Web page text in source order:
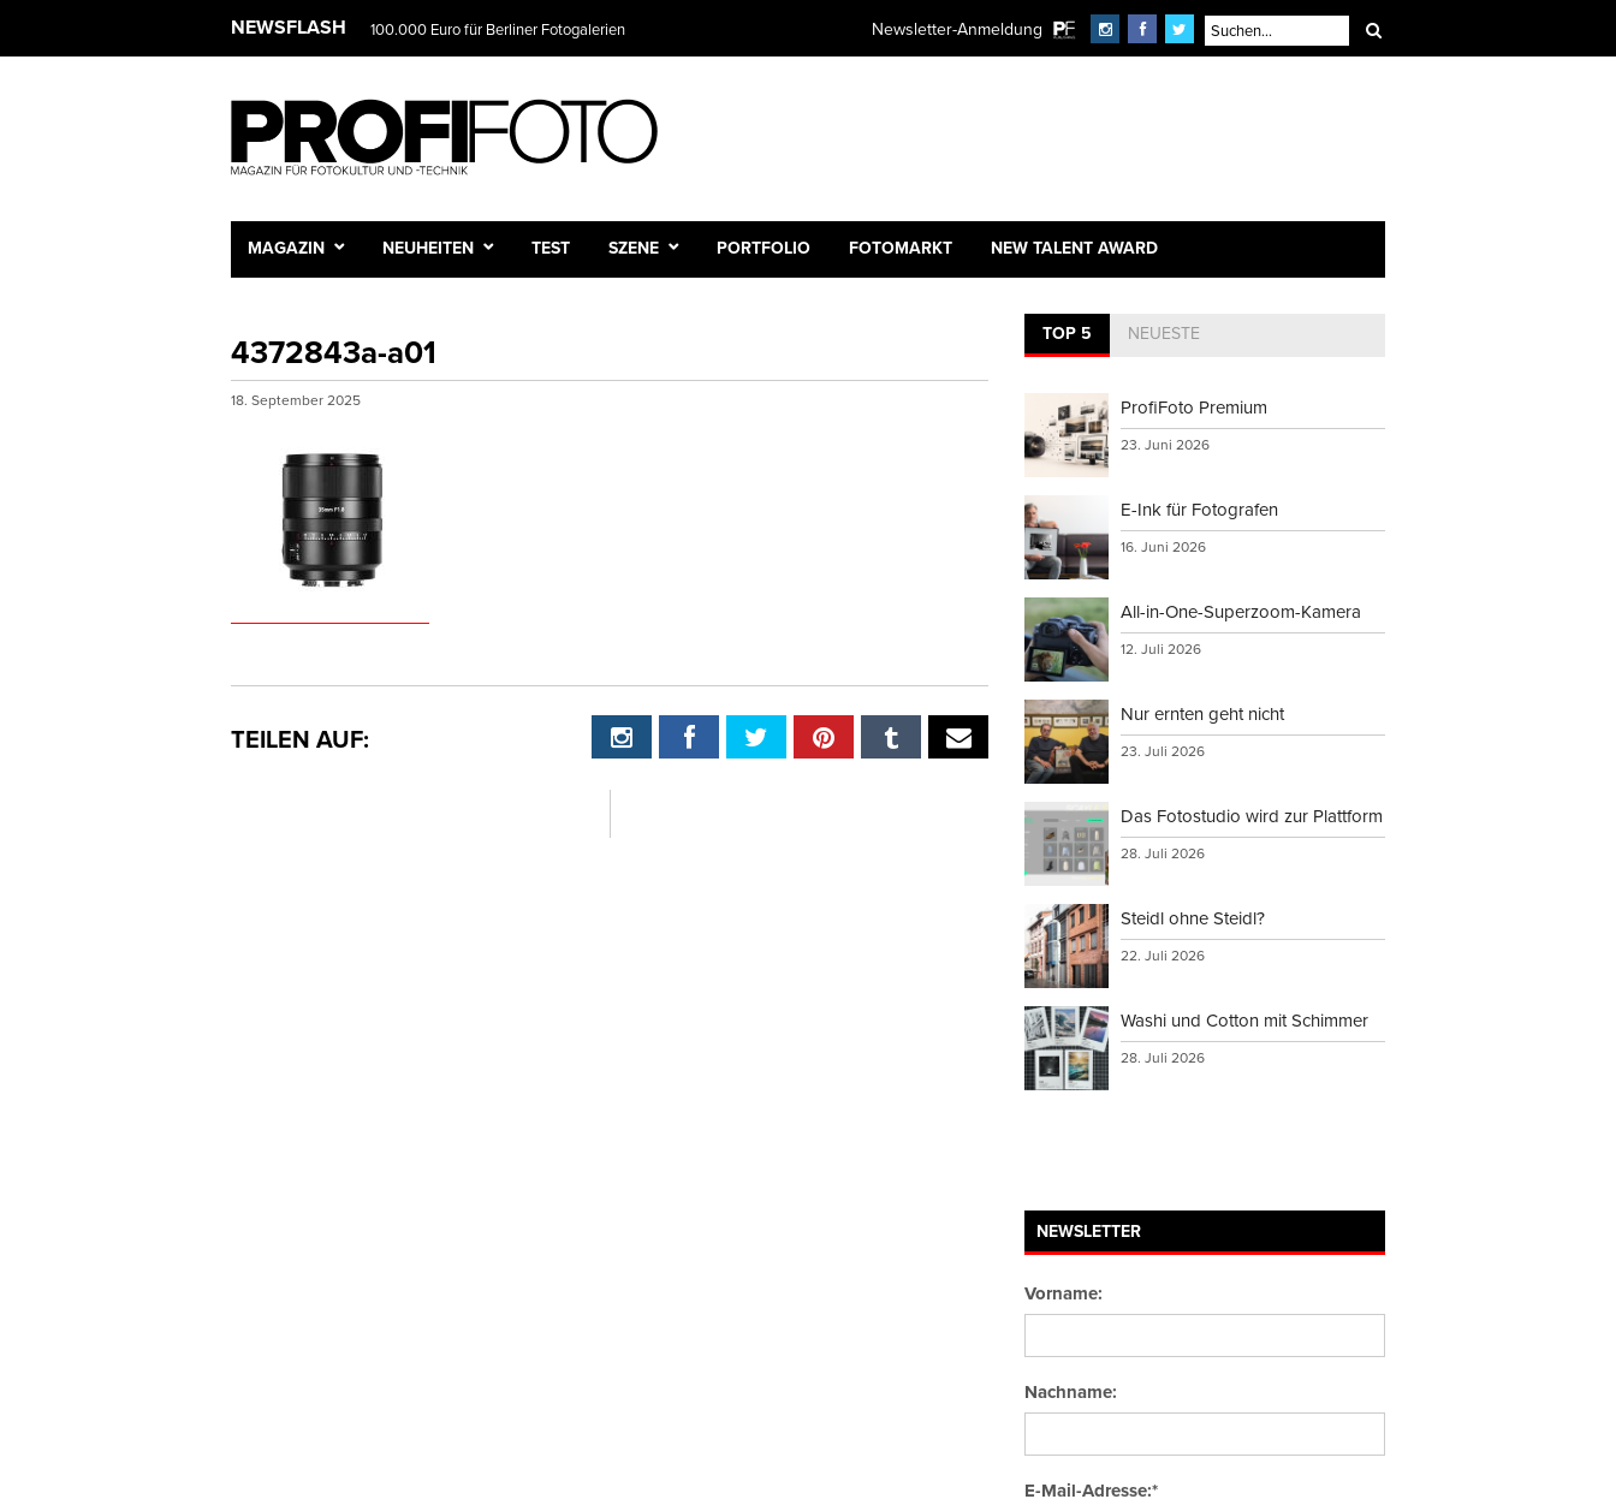
NEWSFLASH 100.000 Euro für Berliner Fotogalerien Newsletter-Anmeldung
MAGAZIN NEUHEITEN TEST SZENE PORTFOLIO FOTOMARKT NEW TALENT AWARD
4372843a-a01
18. September 2025
TEILEN AUF:
TOP 5 NEUESTE
ProfiFoto Premium
23. Juni 2026
E-Ink für Fotografen
16. Juni 2026
All-in-One-Superzoom-Kamera
12. Juli 2026
Nur ernten geht nicht
23. Juli 2026
Das Fotostudio wird zur Plattform
28. Juli 2026
Steidl ohne Steidl?
22. Juli 2026
Washi und Cotton mit Schimmer
28. Juli 2026
NEWSLETTER
Vorname:
Nachname:
E-Mail-Adresse:*